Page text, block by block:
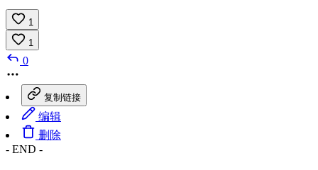
1
1
0
复制链接
编辑
删除
- END -